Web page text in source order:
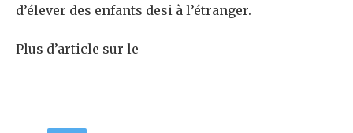
d’élever des enfants desi à l’étranger.
Plus d’article sur le